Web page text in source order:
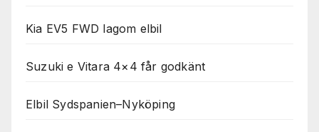
Kia EV5 FWD lagom elbil
Suzuki e Vitara 4×4 får godkänt
Elbil Sydspanien–Nyköping